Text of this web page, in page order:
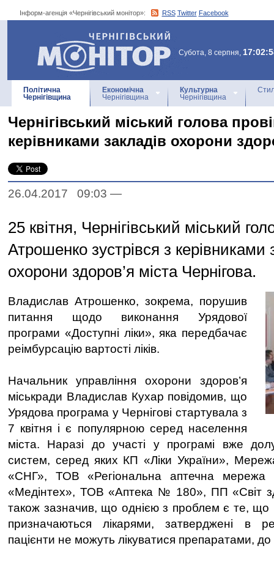
Інформ-агенція «Чернігівський монітор»: RSS Twitter Facebook
Інформ-агенція
«Чернігівський монітор»
Субота, 8 серпня,
Політична
Чернігівщина
Економічна
Чернігівщина
Культурна
Чернігівщина
Чернігівський міський голова
керівниками закладів охорони
26.04.2017 09:03 —
25 квітня, Чернігівський міський
Атрошенко зустрівся з керівниками
охорони здоров’я міста Чернігова.
Владислав Атрошенко, зокрема, порушив
питання щодо виконання Урядової
програми «Доступні ліки», яка передбачає
реімбурсацію вартості ліків.
Начальник управління охорони здоров’я
міськради Владислав Кухар повідомив, що
Урядова програма у Чернігові стартувала з
7 квітня і є популярною серед населення
міста. Наразі до участі у програмі вже
систем, серед яких КП «Ліки України»,
«СНГ», ТОВ «Регіональна аптечна
«Медінтех», ТОВ «Аптека № 180», ПП «Світ
також зазначив, що однією з проблем є те, що
призначаються лікарями, затверджені в
пацієнти не можуть лікуватися препаратами, до